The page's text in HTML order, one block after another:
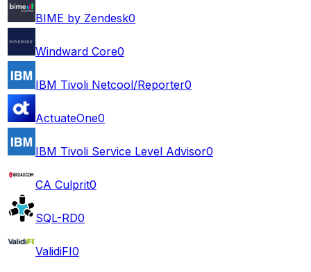
BIME by Zendesk0
Windward Core0
IBM Tivoli Netcool/Reporter0
ActuateOne0
IBM Tivoli Service Level Advisor0
CA Culprit0
SQL-RD0
ValidiFI0